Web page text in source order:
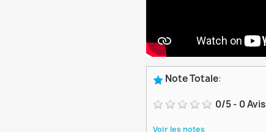
Note Totale:
0/5- 0Avis
Voir les notes